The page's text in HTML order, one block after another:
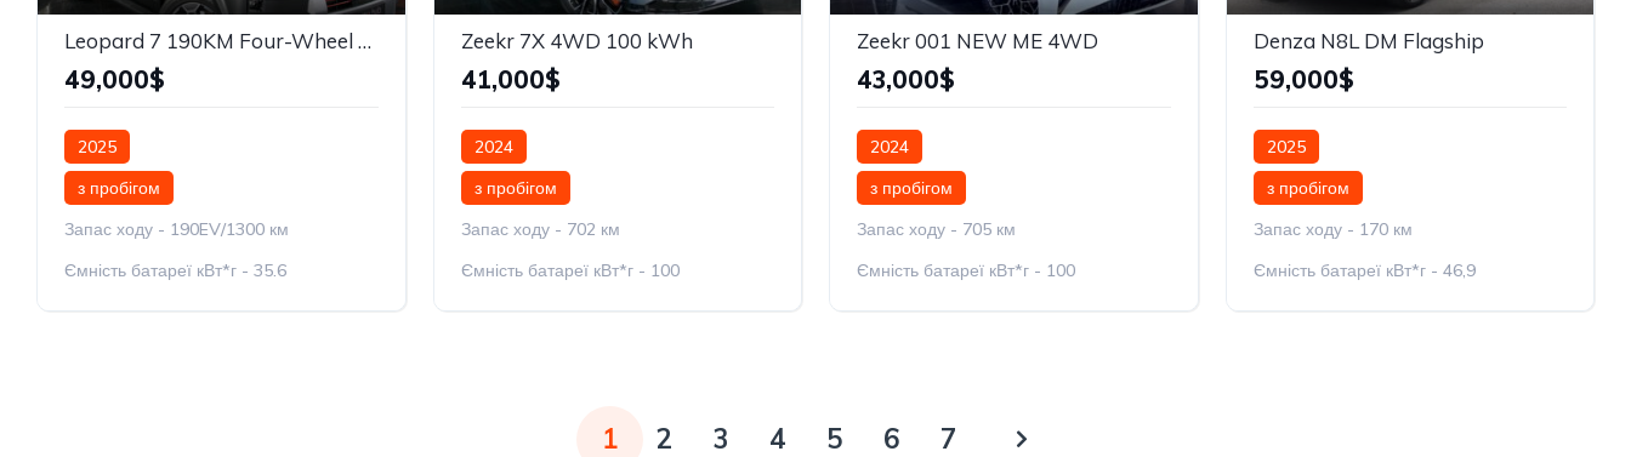
Leopard 7 190KM Four-Wheel Drive Ultra Edition
49,000$
2025
з пробігом
Запас ходу - 190EV/1300 км
Ємність батареї кВт*г - 35.6
Zeekr 7X 4WD 100 kWh
41,000$
2024
з пробігом
Запас ходу - 702 км
Ємність батареї кВт*г - 100
Zeekr 001 NEW ME 4WD
43,000$
2024
з пробігом
Запас ходу - 705 км
Ємність батареї кВт*г - 100
Denza N8L DM Flagship
59,000$
2025
з пробігом
Запас ходу - 170 км
Ємність батареї кВт*г - 46,9
1 2 3 4 5 6 7